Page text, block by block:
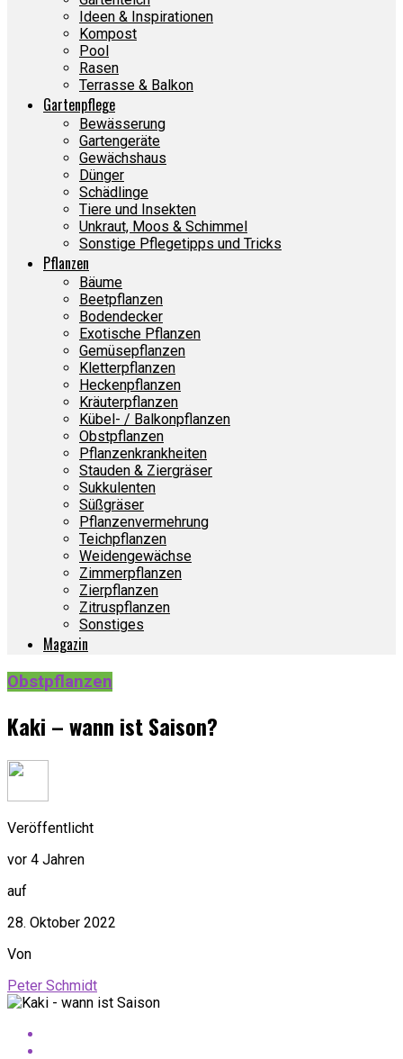
Ideen & Inspirationen
Kompost
Pool
Rasen
Terrasse & Balkon
Gartenpflege
Bewässerung
Gartengeräte
Gewächshaus
Dünger
Schädlinge
Tiere und Insekten
Unkraut, Moos & Schimmel
Sonstige Pflegetipps und Tricks
Pflanzen
Bäume
Beetpflanzen
Bodendecker
Exotische Pflanzen
Gemüsepflanzen
Kletterpflanzen
Heckenpflanzen
Kräuterpflanzen
Kübel- / Balkonpflanzen
Obstpflanzen
Pflanzenkrankheiten
Stauden & Ziergräser
Sukkulenten
Süßgräser
Pflanzenvermehrung
Teichpflanzen
Weidengewächse
Zimmerpflanzen
Zierpflanzen
Zitruspflanzen
Sonstiges
Magazin
Obstpflanzen
Kaki – wann ist Saison?
Veröffentlicht
vor 4 Jahren
auf
28. Oktober 2022
Von
Peter Schmidt